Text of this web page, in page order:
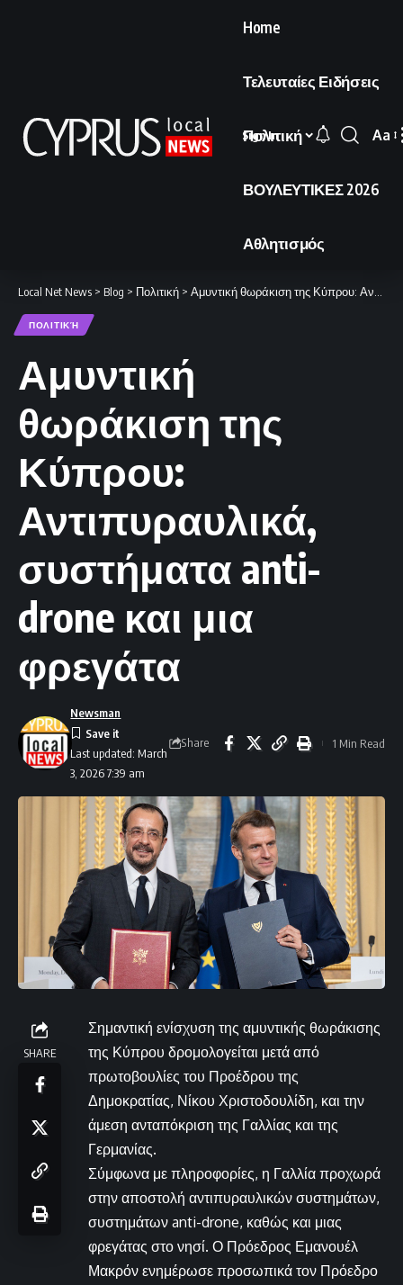
Home
Τελευταίες Ειδήσεις
Πολιτική
ΒΟΥΛΕΥΤΙΚΕΣ 2026
Αθλητισμός
Sign In
Font
Aa
Local Net News > Blog > Πολιτική > Αμυντική θωράκιση της Κύπρου: Αντιπυραυλικά, συστήματα anti-drone και μια φρεγάτα
ΠΟΛΙΤΙΚΉ
Αμυντική
θωράκιση της
Κύπρου:
Αντιπυραυλικά,
συστήματα anti-
drone και μια
φρεγάτα
Last updated: March
3, 2026 7:39 am
Newsman
Share 1 Min Read
SHARE
Σημαντική ενίσχυση της αμυντικής θωράκισης
της Κύπρου δρομολογείται μετά από
πρωτοβουλίες του Προέδρου της
Δημοκρατίας, Νίκου Χριστοδουλίδη, και την
άμεση ανταπόκριση της Γαλλίας και της
Γερμανίας.
Σύμφωνα με πληροφορίες, η Γαλλία προχωρά
στην αποστολή αντιπυραυλικών συστημάτων,
συστημάτων anti-drone, καθώς και μιας
φρεγάτας στο νησί. Ο Πρόεδρος Εμανουέλ
Μακρόν ενημέρωσε προσωπικά τον Πρόεδρο